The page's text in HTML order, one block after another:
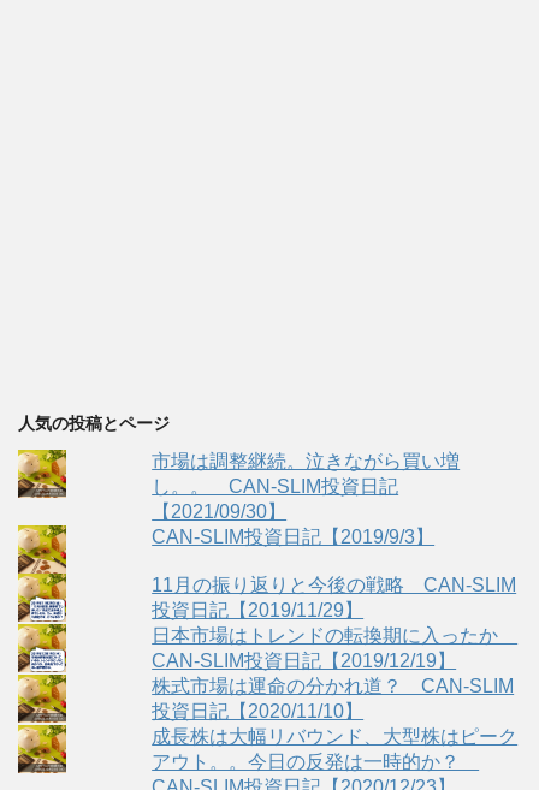
人気の投稿とページ
市場は調整継続。泣きながら買い増
し。。 CAN-SLIM投資日記
【2021/09/30】
CAN-SLIM投資日記【2019/9/3】
11月の振り返りと今後の戦略 CAN-SLIM
投資日記【2019/11/29】
日本市場はトレンドの転換期に入ったか
CAN-SLIM投資日記【2019/12/19】
株式市場は運命の分かれ道？ CAN-SLIM
投資日記【2020/11/10】
成長株は大幅リバウンド、大型株はピーク
アウト。。今日の反発は一時的か？